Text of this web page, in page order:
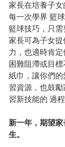
家長在培養子
每一次學界 籃
籃球技巧，只
家長可為子女
力，也適時肯
困難阻滯或目
紙巾，讓你們
習資源，也鼓
習新技能的 過
新一年，期望
生。